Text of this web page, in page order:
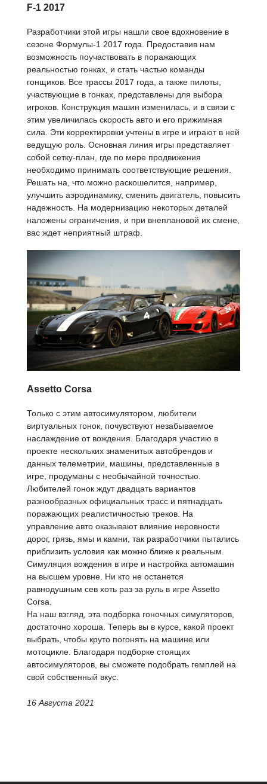
F-1 2017
Разработчики этой игры нашли свое вдохновение в
сезоне Формулы-1 2017 года. Предоставив нам
возможность поучаствовать в поражающих
реальностью гонках, и стать частью команды
гонщиков. Все трассы 2017 года, а также пилоты,
участвующие в гонках, представлены для выбора
игроков. Конструкция машин изменилась, и в связи с
этим увеличилась скорость авто и его прижимная
сила. Эти корректировки учтены в игре и играют в ней
ведущую роль. Основная линия игры представляет
собой сетку-план, где по мере продвижения
необходимо принимать соответствующие решения.
Решать на, что можно раскошелится, например,
улучшить аэродинамику, сменить двигатель, повысить
надежность. На модернизацию некоторых деталей
наложены ограничения, и при внеплановой их смене,
вас ждет неприятный штраф.
Assetto Corsa
Только с этим автосимулятором, любители
виртуальных гонок, почувствуют незабываемое
наслаждение от вождения. Благодаря участию в
проекте нескольких знаменитых автобрендов и
данных телеметрии, машины, представленные в
игре, продуманы с необычайной точностью.
Любителей гонок ждут двадцать вариантов
разнообразных официальных трасс и пятнадцать
поражающих реалистичностью треков. На
управление авто оказывают влияние неровности
дорог, грязь, ямы и камни, так разработчики пытались
приблизить условия как можно ближе к реальным.
Симуляция вождения в игре и настройка автомашин
на высшем уровне. Ни кто не останется
равнодушным сев хоть раз за руль в игре Assetto
Corsa.
На наш взгляд, эта подборка гоночных симуляторов,
достаточно хороша. Теперь вы в курсе, какой проект
выбрать, чтобы круто погонять на машине или
мотоцикле. Благодаря подборке стоящих
автосимуляторов, вы сможете подобрать гемплей на
свой собственный вкус.
16 Августа 2021